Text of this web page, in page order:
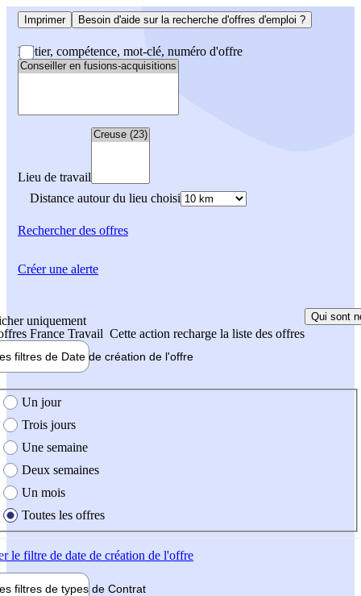
Imprimer Besoin d'aide sur la recherche d'offres d'emploi ?
Métier, compétence, mot-clé, numéro d'offre
Lieu de travail
Distance autour du lieu choisi
Rechercherdes offres
uniquement
France Travail Cette action recharge la liste des offres
Qui sont
filtres de Date de création de l'offre
création de l'offre
Un jour
Trois jours
Une semaine
Deux semaines
Un mois
Toutes les offres
le filtre de date de création de l'offre
filtres de types de Contrat
Créer une alerte